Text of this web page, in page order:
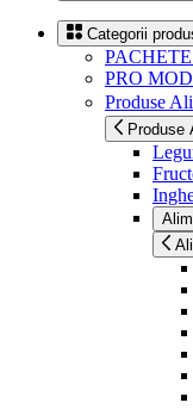
Categorii
PRO
Produse
Produse